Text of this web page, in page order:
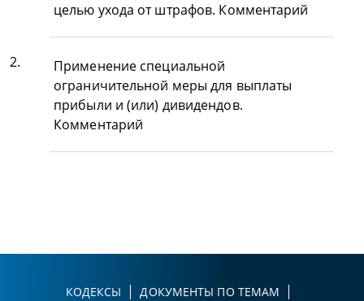
целью ухода от штрафов. Комментарий
2.
Применение специальной
ограничительной меры для выплаты
прибыли и (или) дивидендов.
Комментарий
КОДЕКСЫ
ДОКУМЕНТЫ ПО ТЕМАМ